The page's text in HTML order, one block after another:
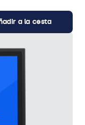
a la cesta